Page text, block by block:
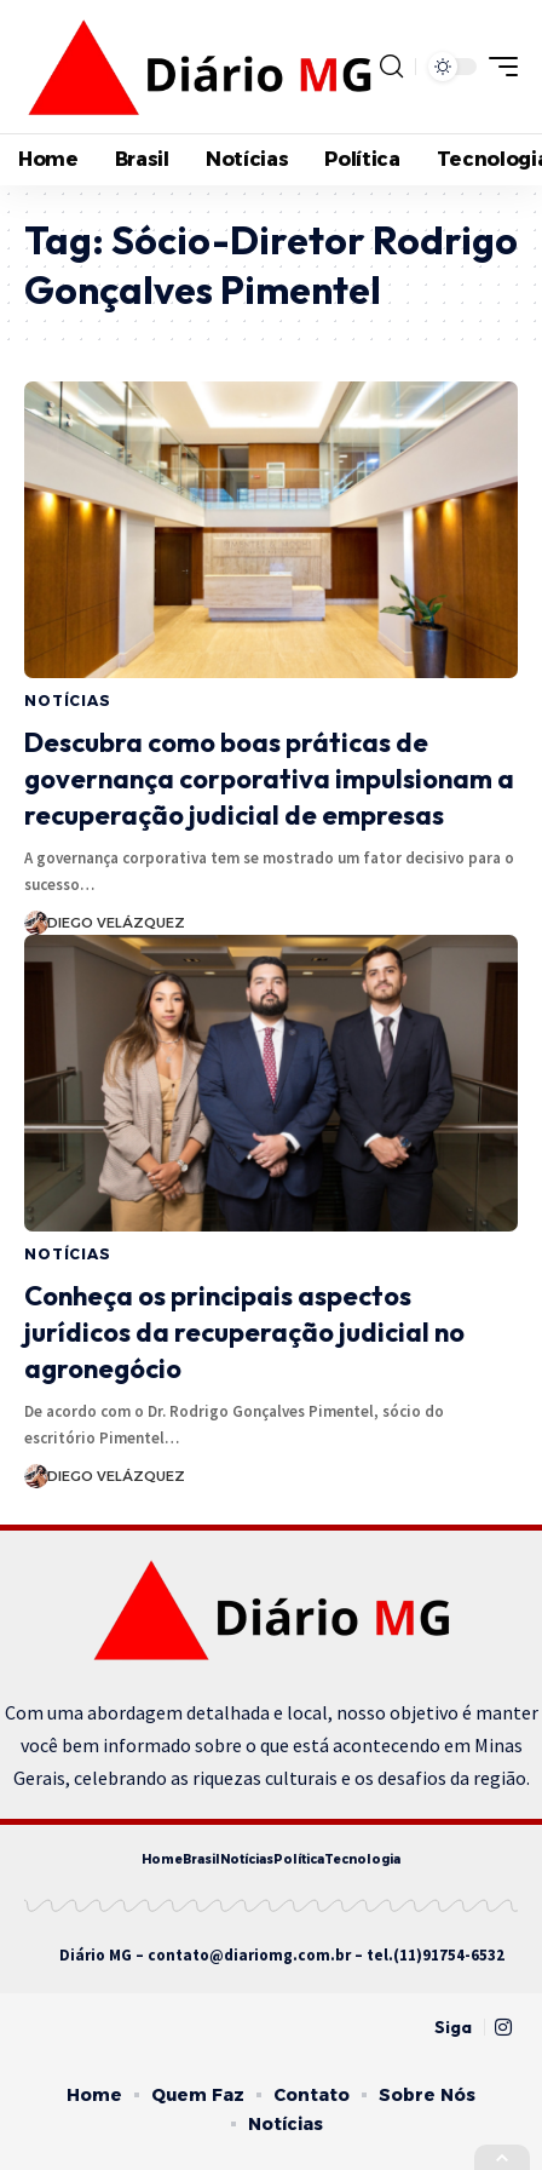
Home Brasil Notícias Política
Tag: Sócio-Diretor Rodrigo
Gonçalves Pimentel
NOTÍCIAS
Descubra como boas práticas de
governança corporativa impulsionam a
recuperação judicial de empresas
A governança corporativa tem se mostrado um fator decisivo para o
sucesso…
DIEGO VELÁZQUEZ
NOTÍCIAS
Conheça os principais aspectos
jurídicos da recuperação judicial no
agronegócio
De acordo com o Dr. Rodrigo Gonçalves Pimentel, sócio do
escritório Pimentel…
DIEGO VELÁZQUEZ
Com uma abordagem detalhada e local, nosso objetivo é manter
você bem informado sobre o que está acontecendo em Minas
Gerais, celebrando as riquezas culturais e os desafios da região.
HomeBrasilNotíciasPolíticaTecnologia
Diário MG – contato@diariomg.com.br– tel.(11)91754-6532
Siga
Home Quem Faz Contato
Sobre Nós
Notícias